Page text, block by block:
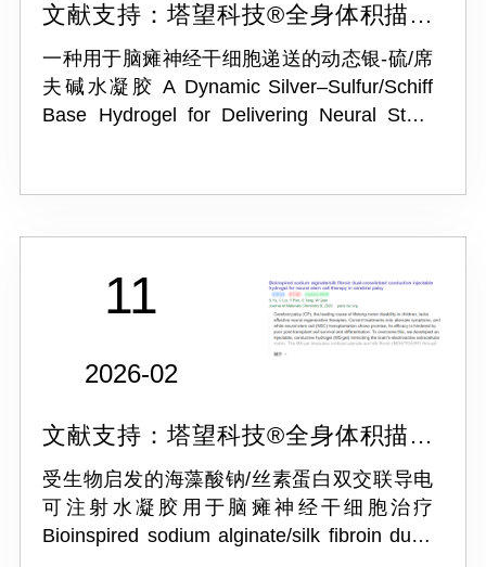
文献支持：塔望科技®全身体积描记
系统 WBP-4M
一种用于脑瘫神经干细胞递送的动态银-硫/席
夫碱水凝胶 A Dynamic Silver–Sulfur/Schiff
Base Hydrogel for Delivering Neural Stem
11
2026-02
文献支持：塔望科技®全身体积描记
系统 WBP-4M
受生物启发的海藻酸钠/丝素蛋白双交联导电
可注射水凝胶用于脑瘫神经干细胞治疗
Bioinspired sodium alginate/silk fibroin dual-